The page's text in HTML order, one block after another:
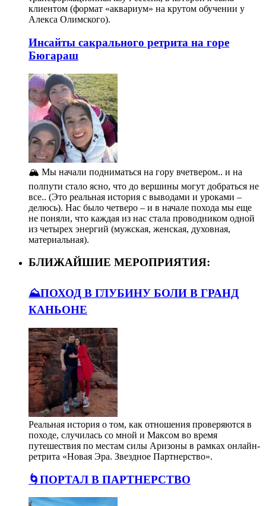
клиентом (формат «аквариум» на крутом обучении у
Алекса Олимского).
Инсайты сакрального ретрита на горе
Бюгараш
🏔️ Мы начали подниматься на гору вчетвером.. и на
полпути стало ясно, что до вершины могут добраться не
все.. (Это реальная история с выводами и уроками –
делюсь). Нас было четверо – и в начале похода мы еще
не поняли, что каждая из нас стала проводником одной
из четырех энергий (мужская, женская, духовная,
материальная).
БЛИЖАЙШИЕ МЕРОПРИЯТИЯ:
⛰️ПОХОД В ГЛУБИНУ БОЛИ В ГРАНД
КАНЬОНЕ
Реальная история о том, как отношения проверяются в
походе, случилась со мной и Максом во время
путешествия по местам силы Аризоны в рамках онлайн-
ретрита «Новая Эра. Звездное Партнерство».
🌀ПОРТАЛ В ПАРТНЕРСТВО